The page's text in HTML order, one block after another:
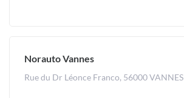
Norauto Vannes
Rue du Dr Léonce Franco, 56000 VANNES